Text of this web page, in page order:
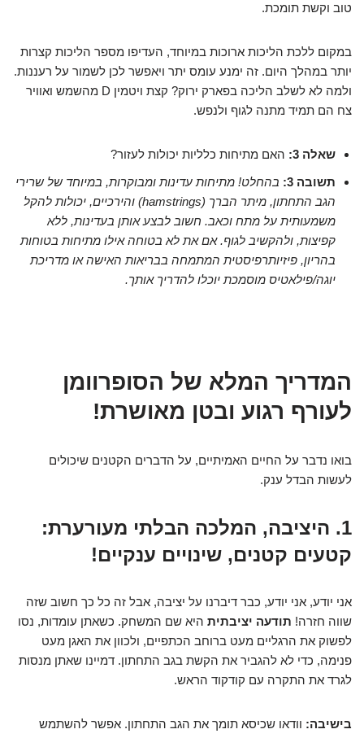
טוב וקשת תומכת.
במקום ללכת הליכות ארוכות במיוחד, העדיפו מספר הליכות קצרות
יותר במהלך היום. זה ימנע עומס יתר ויאפשר לכן לשמור על רעננות.
ולמה לא לשלב הליכה בפארק ירוק? קצת ויטמין D מהשמש ואוויר
צח הם תמיד מתנה לגוף ולנפש.
שאלה 3:
האם מתיחות כלליות יכולות לעזור?
תשובה 3:
בהחלט! מתיחות עדינות ומבוקרות, במיוחד של שרירי
הגב התחתון, מיתר הברך (hamstrings) והירכיים, יכולות להקל
משמעותית על מתח וכאב. חשוב לבצע אותן בעדינות, ללא
קפיצות, ולהקשיב לגוף. אם את לא בטוחה אילו מתיחות בטוחות
בהריון, פיזיותרפיסטית המתמחה בבריאות האישה או מדריכת
יוגה/פילאטיס מוסמכת יוכלו להדריך אותך.
המדריך המלא של הסופרוומן
לעורף רגוע ובטן מאושרת!
בואו נדבר על החיים האמיתיים, על הדברים הקטנים שיכולים
לעשות הבדל ענק.
1. היציבה, המלכה הבלתי מעורערת:
קטעים קטנים, שינויים ענקיים!
אני יודע, אני יודע, כבר דיברנו על יציבה, אבל זה כל כך חשוב שזה
שווה חזרה! תודעה יציבתית היא שם המשחק. כשאתן עומדות, נסו
לפשוק את הרגליים מעט ברוחב הכתפיים, ולכוון את האגן מעט
פנימה, כדי לא להגביר את הקשת בגב התחתון. דמיינו שאתן מנסות
לגרד את התקרה עם קודקוד הראש.
בישיבה: וודאו שכיסא תומך את הגב התחתון. אפשר להשתמש